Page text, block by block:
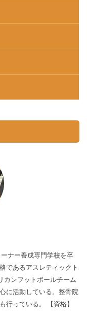
ナー養成専門学校を卒
であるアスレティックト
カンフットボールチーム
に活動している。整骨院
行っている。 【資格】